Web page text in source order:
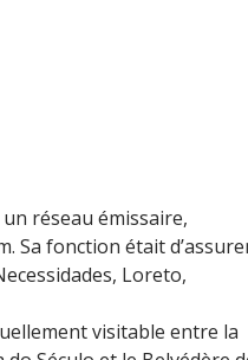
réseau émissaire,
Sa fonction était
Loreto,
visitable entre la